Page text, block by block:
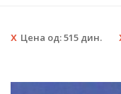
Цена од:515 дин.